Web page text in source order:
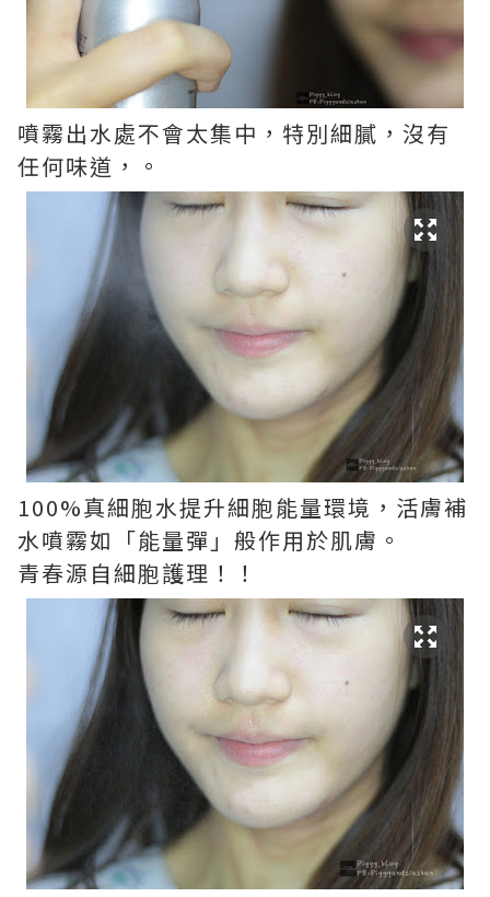
噴霧出水處不會太集中，特別細膩，沒有
任何味道，。
100%真細胞水提升細胞能量環境，活膚補
水噴霧如「能量彈」般作用於肌膚。
青春源自細胞護理！！